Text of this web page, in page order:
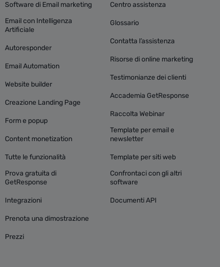
Software di Email marketing
Email con Intelligenza
Artificiale
Autoresponder
Email Automation
Website builder
Creazione Landing Page
Form e popup
Content monetization
Tutte le funzionalità
Prova gratuita di
GetResponse
Integrazioni
Prenota una dimostrazione
Prezzi
Centro assistenza
Glossario
Contatta l’assistenza
Risorse di online marketing
Testimonianze dei clienti
Accademia GetResponse
Raccolta Webinar
Template per email e
newsletter
Template per siti web
Confrontaci con gli altri
software
Documenti API